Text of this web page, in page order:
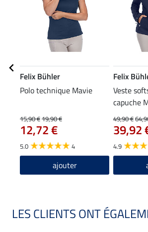
Felix Bühler
Polo technique Mavie
15,90 €19,90 €
12,72 €
5.0 4
ajouter
Felix
Veste
capuche
49,90 €
39,92
4.9
LES CLIENTS ONT